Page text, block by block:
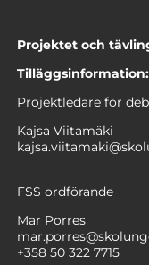
Projektet och
Tilläggsinformation:
Projektledare för
Kajsa Viitamäki
FSS ordförande
Mar Porres
+358 50 322 7715